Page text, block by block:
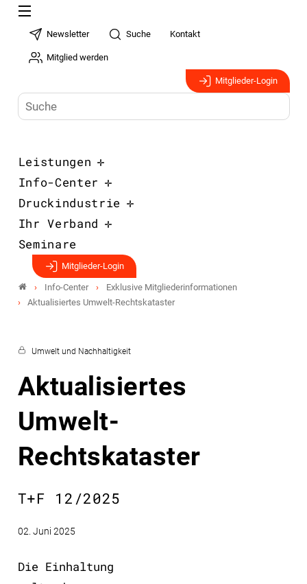
Newsletter Suche Kontakt
Mitglied werden
Mitglieder-Login
Leistungen
Info-Center
Druckindustrie
Ihr Verband
Seminare
Mitglieder-Login
Info-Center
Exklusive Mitgliederinformationen
Aktualisiertes Umwelt-Rechtskataster
Umwelt und Nachhaltigkeit
Aktualisiertes
Umwelt-
Rechtskataster
T+F 12/2025
02. Juni 2025
Die Einhaltung